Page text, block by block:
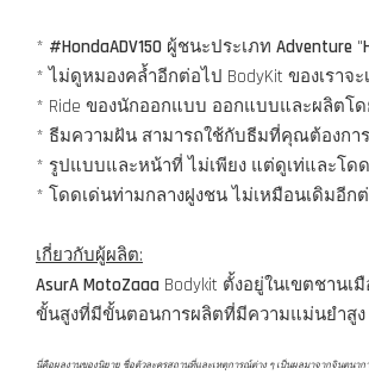
* #HondaADV150 ผู้ชนะประเภท Adventure "
* ไม่ดูหมองคล้ำอีกต่อไป BodyKit ของเรา
* Ride ของนักออกแบบ ออกแบบและผลิตโ
* ธีมความฝัน สามารถใช้กับธีมที่คุณต้องกา
* รูปแบบและหน้าที่ ไม่เพียง แต่ดูเท่และโด
* โดดเด่นท่ามกลางฝูงชน ไม่เหมือนเดิมอี
เกี่ยวกับผู้ผลิต:
AsurA MotoZaaa Bodykit ตั้งอยู่ในเขตชาน
ขั้นสูงที่มีขั้นตอนการผลิตที่มีความแม่นยำสูง
นี่คือผลงานของนิยาย ชื่อตัวละครสถานที่และเหตุการณ์ต่าง ๆ เป็นผลมาจากจินตน